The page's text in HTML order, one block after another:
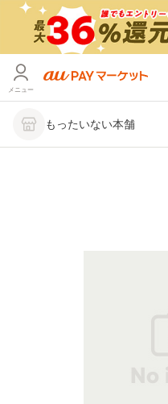
メニュー
もったいない本舗